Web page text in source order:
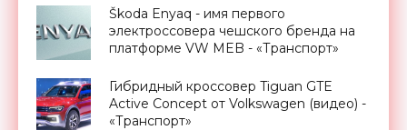
Škoda Enyaq - имя первого
электроссовера чешского бренда на
платформе VW MEB - «Транспорт»
Гибридный кроссовер Tiguan GTE
Active Concept от Volkswagen (видео) -
«Транспорт»